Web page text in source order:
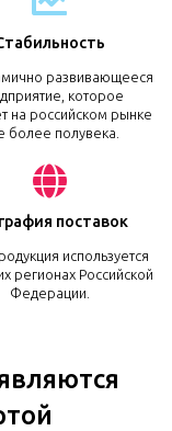
развивающееся
которое
на российском рынке
более полувека.
поставок
используется
регионах Российской
Федерации.